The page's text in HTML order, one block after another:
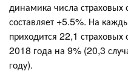
динамика числа
составляет +5.5%. На
приходится 22,1 страховых
2018 года на 9% (20,3
году).